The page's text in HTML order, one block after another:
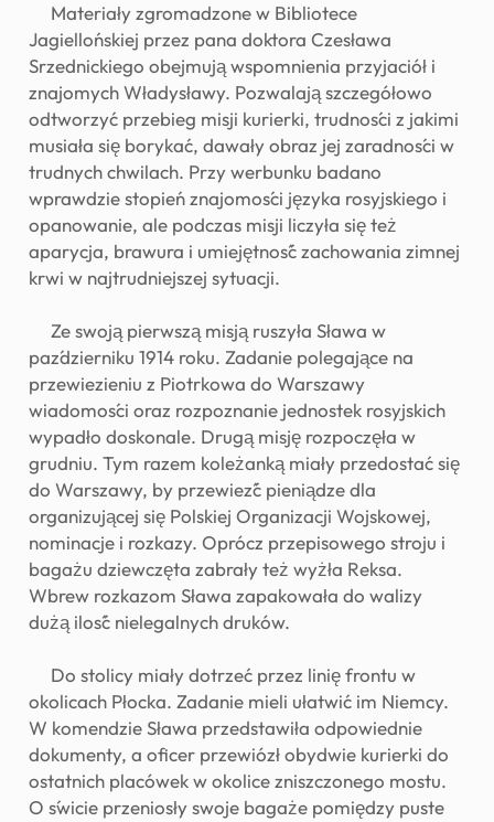
Materiały zgromadzone w Bibliotece
Jagiellońskiej przez pana doktora Czesława
Srzednickiego obejmują wspomnienia przyjaciół i
znajomych Władysławy. Pozwalają szczegółowo
odtworzyć przebieg misji kurierki, trudności z jakimi
musiała się borykać, dawały obraz jej zaradności w
trudnych chwilach. Przy werbunku badano
wprawdzie stopień znajomości języka rosyjskiego i
opanowanie, ale podczas misji liczyła się też
aparycja, brawura i umiejętność zachowania zimnej
krwi w najtrudniejszej sytuacji.
Ze swoją pierwszą misją ruszyła Sława w
październiku 1914 roku. Zadanie polegające na
przewiezieniu z Piotrkowa do Warszawy
wiadomości oraz rozpoznanie jednostek rosyjskich
wypadło doskonale. Drugą misję rozpoczęła w
grudniu. Tym razem koleżanką miały przedostać się
do Warszawy, by przewieźć pieniądze dla
organizującej się Polskiej Organizacji Wojskowej,
nominacje i rozkazy. Oprócz przepisowego stroju i
bagażu dziewczęta zabrały też wyżła Reksa.
Wbrew rozkazom Sława zapakowała do walizy
dużą ilość nielegalnych druków.
Do stolicy miały dotrzeć przez linię frontu w
okolicach Płocka. Zadanie mieli ułatwić im Niemcy.
W komendzie Sława przedstawiła odpowiednie
dokumenty, a oficer przewiózł obydwie kurierki do
ostatnich placówek w okolice zniszczonego mostu.
O świcie przeniosły swoje bagaże pomiędzy puste